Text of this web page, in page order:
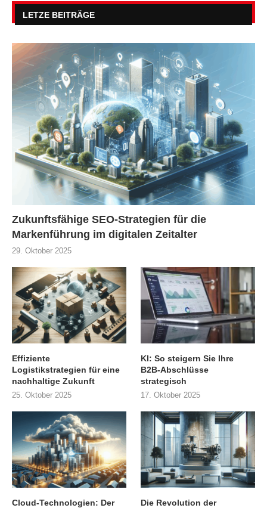
LETZE BEITRÄGE
Zukunftsfähige SEO-Strategien für die
Markenführung im digitalen Zeitalter
29. Oktober 2025
Effiziente
Logistikstrategien für eine
nachhaltige Zukunft
25. Oktober 2025
KI: So steigern Sie Ihre
B2B-Abschlüsse
strategisch
17. Oktober 2025
Cloud-Technologien: Der
Die Revolution der